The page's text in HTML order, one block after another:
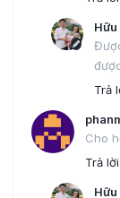
Trả
Cho
Trả lời